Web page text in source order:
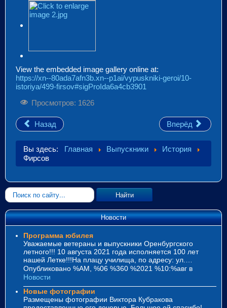
View the embedded image gallery online at:
https://xn--80ada7afn3b.xn--p1ai/vypuskniki-geroi/10-
istoriya/499-firsov#sigProIda6a4cb3901
Просмотров: 1626
Назад Вперёд
Вы здесь: Главная Выпускники
История
Фирсов
Искать... Найти
Новости
Программа юбилея
Уважаемые ветераны и выпускники Оренбургского
летного!!! 10 августа 2021 года исполняется 100 лет
нашей Летке!!!На плацу училища, по адресу: ул.…
Опубликовано %AM, %06 %360 %2021 %10:%авг в
Новости
Новые фотографии
Размещены фотографии Виктора Кубракова